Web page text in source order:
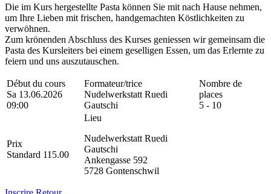
Die im Kurs hergestellte Pasta können Sie mit nach Hause nehmen,
um Ihre Lieben mit frischen, handgemachten Köstlichkeiten zu
verwöhnen.
Zum krönenden Abschluss des Kurses geniessen wir gemeinsam die
Pasta des Kursleiters bei einem geselligen Essen, um das Erlernte zu
feiern und uns auszutauschen.
Début du cours
Sa 13.06.2026
09:00
Formateur/trice
Nudelwerkstatt Ruedi
Gautschi
Nombre de
places
5 - 10
Prix
Standard 115.00
Lieu
Nudelwerkstatt Ruedi
Gautschi
Ankengasse 592
5728 Gontenschwil